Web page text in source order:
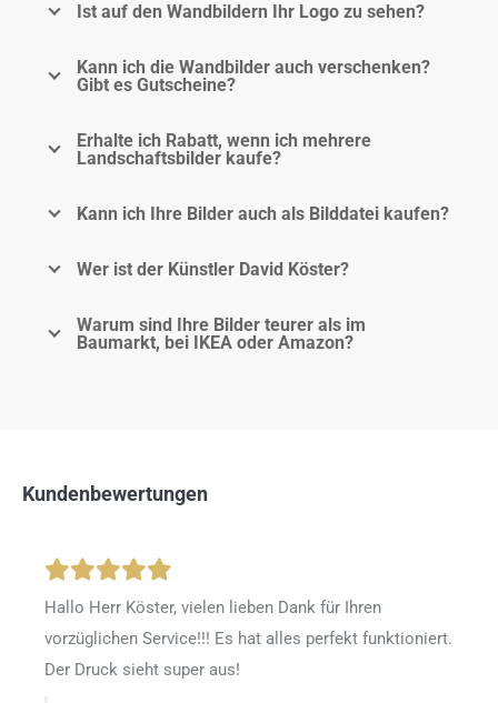
Ist auf den Wandbildern Ihr Logo zu sehen?
Kann ich die Wandbilder auch verschenken?
Gibt es Gutscheine?
Erhalte ich Rabatt, wenn ich mehrere
Landschaftsbilder kaufe?
Kann ich Ihre Bilder auch als Bilddatei kaufen?
Wer ist der Künstler David Köster?
Warum sind Ihre Bilder teurer als im
Baumarkt, bei IKEA oder Amazon?
Kundenbewertungen
Hallo Herr Köster, vielen lieben Dank für Ihren
vorzüglichen Service!!! Es hat alles perfekt funktioniert.
Der Druck sieht super aus!